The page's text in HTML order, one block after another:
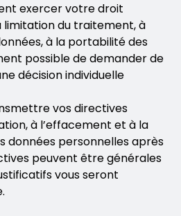
exercer votre droit
limitation du traitement, à
à la portabilité des
possible de demander de
décision individuelle
vos directives
à l’effacement et à la
données personnelles après
peuvent être générales
vous seront